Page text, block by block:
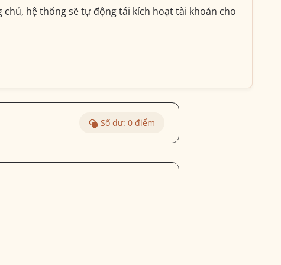
hệ thống sẽ tự động tái kích hoạt tài khoản cho
Số dư: 0 điểm